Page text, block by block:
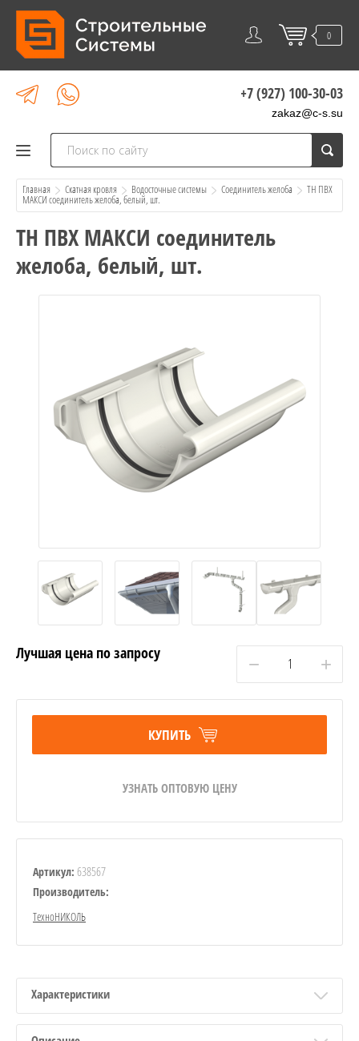
0
+7 (927) 100-30-03
zakaz@c-s.su
Главная Скатная кровля Водосточные системы Соединитель желоба
  ТН ПВХ
МАКСИ соединитель желоба, белый, шт.
ТН ПВХ МАКСИ соединитель
желоба, белый, шт.
Лучшая цена по запросу
− +
КУПИТЬ
УЗНАТЬ ОПТОВУЮ ЦЕНУ
Артикул: 638567
Производитель:
ТехноНИКОЛЬ
Характеристики